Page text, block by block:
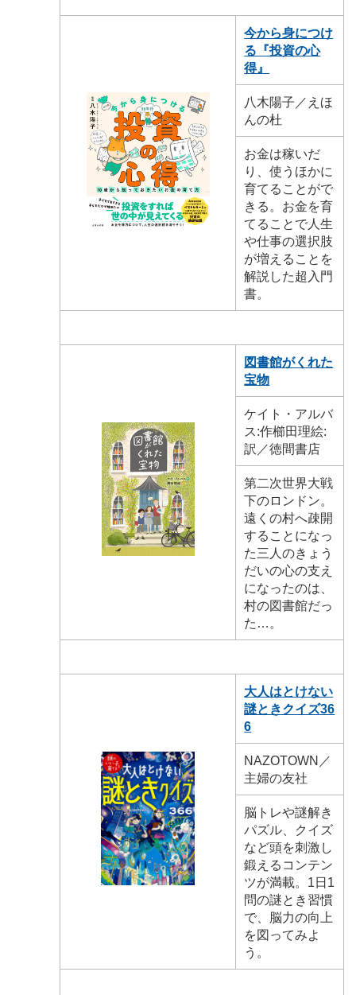
今から身につけ
る『投資の心
得』
八木陽子／えほ
んの杜
お金は稼いだ
り、使うほかに
育てることがで
きる。お金を育
てることで人生
や仕事の選択肢
が増えることを
解説した超入門
書。
図書館がくれた
宝物
ケイト・アルバ
ス:作櫛田理絵:
訳／徳間書店
第二次世界大戦
下のロンドン。
遠くの村へ疎開
することになっ
た三人のきょう
だいの心の支え
になったのは、
村の図書館だっ
た…。
大人はとけない
謎ときクイズ36
6
NAZOTOWN／
主婦の友社
脳トレや謎解き
パズル、クイズ
など頭を刺激し
鍛えるコンテン
ツが満載。1日1
問の謎とき習慣
で、脳力の向上
を図ってみよ
う。